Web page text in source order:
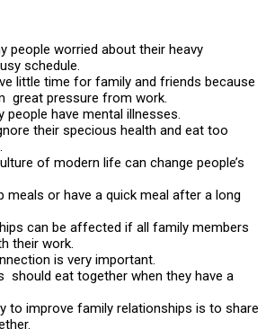
people worried about their heavy
schedule.
little time for family and friends because
great pressure from work.
people have mental illnesses.
their specious health and eat too
of modern life can change people’s
meals or have a quick meal after a long
can be affected if all family members
their work.
is very important.
should eat together when they have a
to improve family relationships is to share